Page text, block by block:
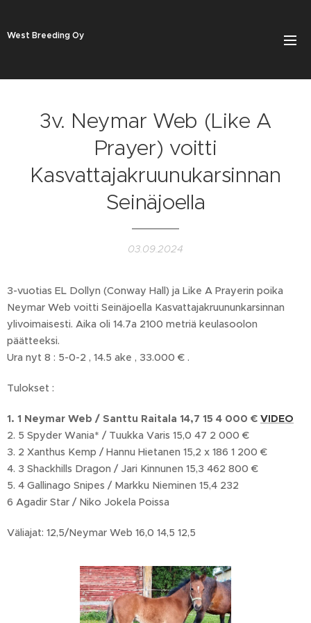
West Breeding Oy
3v. Neymar Web (Like A
Prayer) voitti
Kasvattajakruunukarsinnan
Seinäjoella
03.09.2024
3-vuotias EL Dollyn (Conway Hall) ja Like A Prayerin poika
Neymar Web voitti Seinäjoella Kasvattajakruununkarsinnan
ylivoimaisesti. Aika oli 14.7a 2100 metriä keulasoolon
päätteeksi.
Ura nyt 8 : 5-0-2 , 14.5 ake , 33.000 € .
Tulokset :
1. 1 Neymar Web / Santtu Raitala 14,7 15 4 000 € VIDEO
2. 5 Spyder Wania* / Tuukka Varis 15,0 47 2 000 €
3. 2 Xanthus Kemp / Hannu Hietanen 15,2 x 186 1 200 €
4. 3 Shackhills Dragon / Jari Kinnunen 15,3 462 800 €
5. 4 Gallinago Snipes / Markku Nieminen 15,4 232
6 Agadir Star / Niko Jokela Poissa
Väliajat: 12,5/Neymar Web 16,0 14,5 12,5